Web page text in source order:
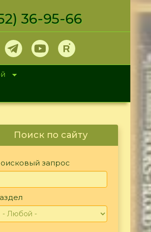
36-95-66
Поиск по сайту
запрос